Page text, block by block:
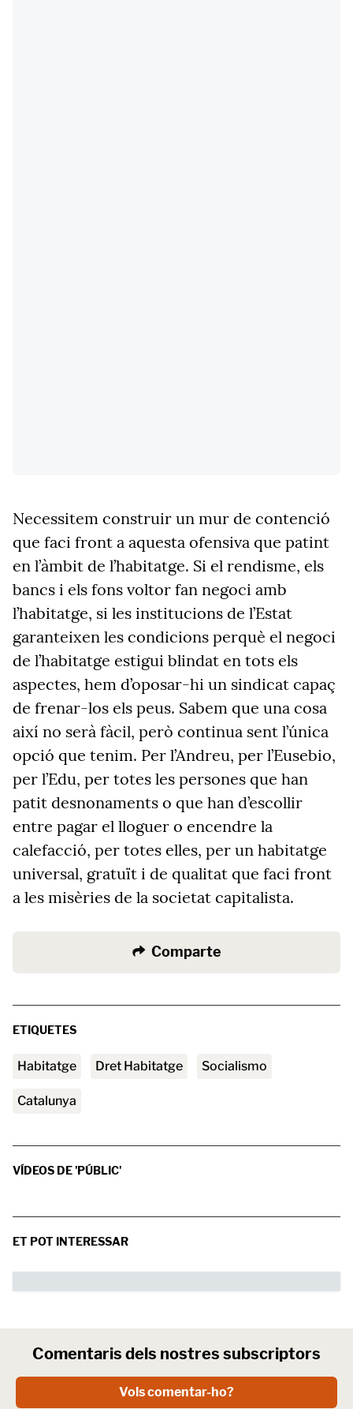
Necessitem construir un mur de contenció
que faci front a aquesta ofensiva que patint
en l’àmbit de l’habitatge. Si el rendisme, els
bancs i els fons voltor fan negoci amb
l’habitatge, si les institucions de l’Estat
garanteixen les condicions perquè el negoci
de l’habitatge estigui blindat en tots els
aspectes, hem d’oposar-hi un sindicat capaç
de frenar-los els peus. Sabem que una cosa
així no serà fàcil, però continua sent l’única
opció que tenim. Per l’Andreu, per l’Eusebio,
per l’Edu, per totes les persones que han
patit desnonaments o que han d’escollir
entre pagar el lloguer o encendre la
calefacció, per totes elles, per un habitatge
universal, gratuït i de qualitat que faci front
a les misèries de la societat capitalista.
Comparte
ETIQUETES
habitatge Dret Habitatge socialismo
Catalunya
VÍDEOS DE 'PÚBLIC'
ET POT INTERESSAR
Comentaris dels nostres subscriptors
Vols comentar-ho?